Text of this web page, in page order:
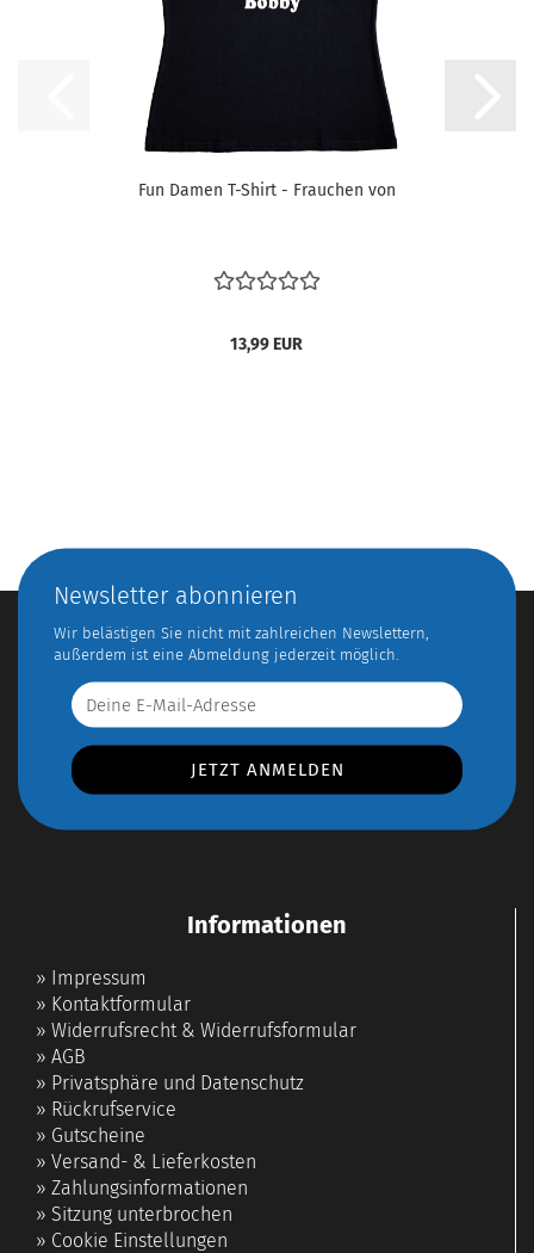
Fun Damen T-Shirt - Frauchen von
13,99 EUR
Newsletter abonnieren
Wir belästigen Sie nicht mit zahlreichen Newslettern,
außerdem ist eine Abmeldung jederzeit möglich.
Informationen
» Impressum
» Kontaktformular
» Widerrufsrecht & Widerrufsformular
» AGB
» Privatsphäre und Datenschutz
» Rückrufservice
» Gutscheine
» Versand- & Lieferkosten
» Zahlungsinformationen
» Sitzung unterbrochen
» Cookie Einstellungen